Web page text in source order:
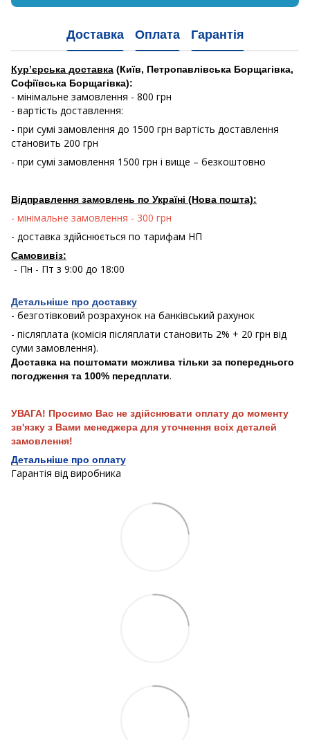
Доставка Оплата Гарантія
Кур’єрська доставка (Київ, Петропавлівська Борщагівка,
Софіївська Борщагівка):
- мінімальне замовлення - 800 грн
- вартість доставлення:
- при сумі замовлення до 1500 грн вартість доставлення
становить 200 грн
- при сумі замовлення 1500 грн і вище – безкоштовно
Відправлення замовлень по Україні (Нова пошта):
- мінімальне замовлення - 300 грн
- доставка здійснюється по тарифам НП
Самовивіз:
- Пн - Пт з 9:00 до 18:00
Детальніше про доставку
- безготівковий розрахунок на банківський рахунок
- післяплата (комісія післяплати становить 2% + 20 грн від
суми замовлення).
Доставка на поштомати можлива тільки за попереднього
погодження та 100% передплати.
УВАГА! Просимо Вас не здійснювати оплату до моменту
зв'язку з Вами менеджера для уточнення всіх деталей
замовлення!
Детальніше про оплату
Гарантія від виробника